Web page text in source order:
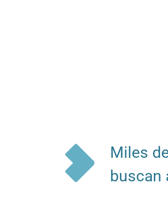
Miles
buscan